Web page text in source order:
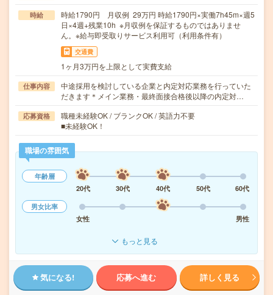
時給
時給1790円 月収例 29万円 時給1790円×実働7h45m×週5
日×4週+残業10h ※月収例を保証するものではありませ
ん。※給与即受取りサービス利用可（利用条件有）
交通費
1ヶ月3万円を上限として実費支給
仕事内容
中途採用を検討している企業と内定対応業務を行っていた
だきます＊メイン業務・最終面接合格後以降の内定対…
応募資格
職種未経験OK / ブランクOK / 英語力不要
■未経験OK！
職場の雰囲気
年齢層
20代
30代 40代 50代
60代
男女比率
女性
男性
もっと見る
気になる! 応募へ進む 詳しく見る